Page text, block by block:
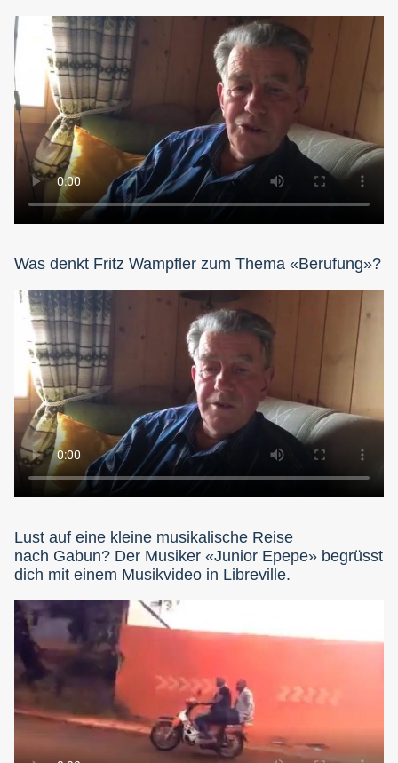
Was denkt Fritz Wampfler zum Thema «Berufung»?
Lust auf eine kleine musikalische Reise
nach Gabun? Der Musiker «Junior Epepe» begrüsst
dich mit einem Musikvideo in Libreville.